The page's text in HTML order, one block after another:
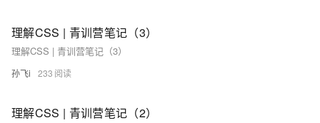
理解CSS | 青训营笔记（3）
理解CSS | 青训营笔记（3）
孙飞i 233
理解CSS | 青训营笔记（2）